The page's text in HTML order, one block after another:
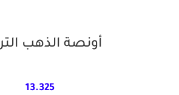
أونصة الذهب
13.325